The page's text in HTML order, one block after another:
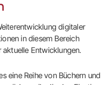
digitaler
in diesem Bereich
Entwicklungen.
eine Reihe von Büchern und